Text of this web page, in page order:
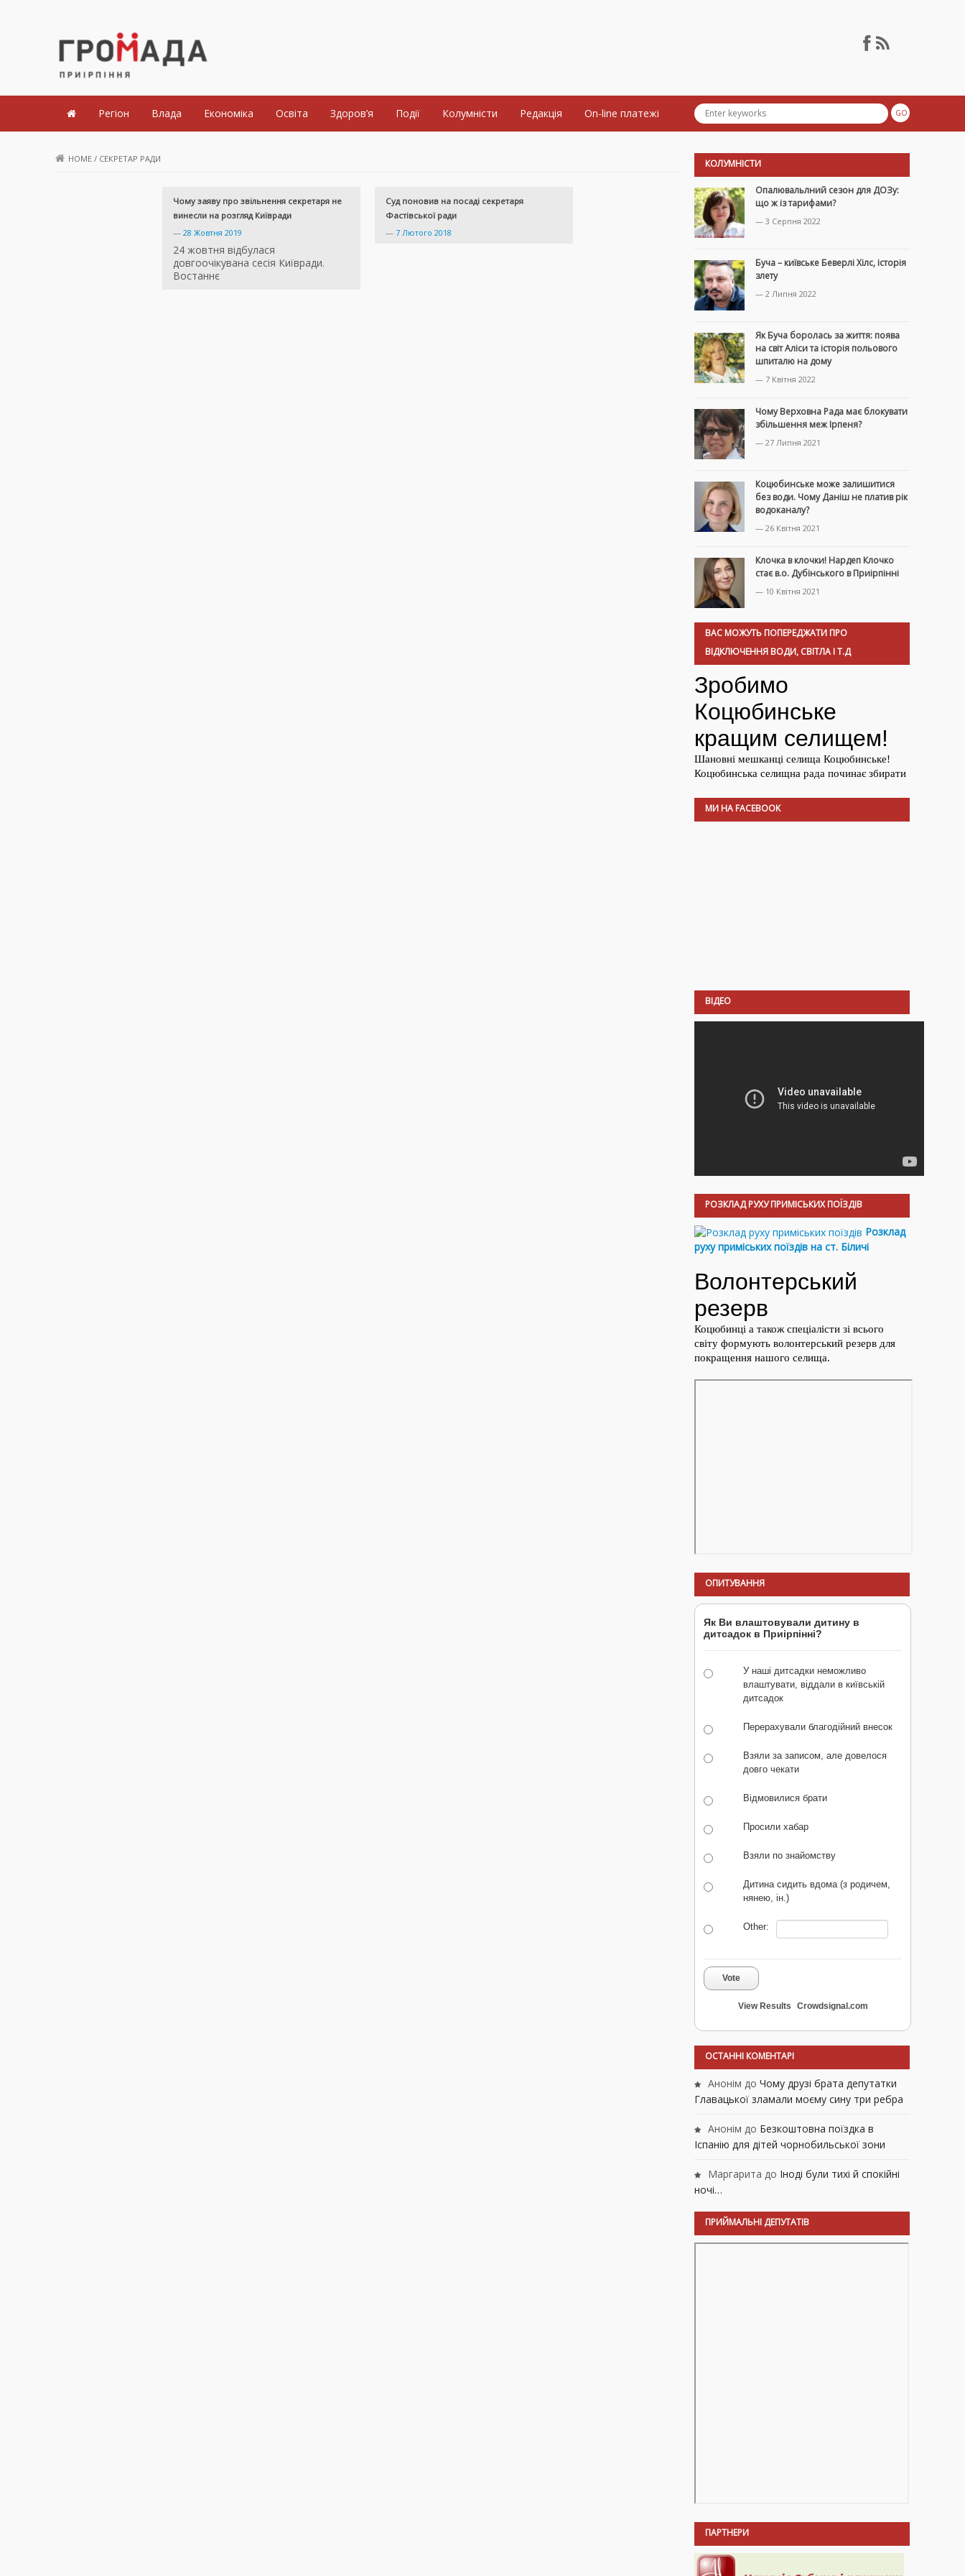
Громада Приірпіння
Регіон Влада Економіка Освіта Здоров’я Події Колумністи Редакція On-line платежі
HOME / СЕКРЕТАР РАДИ
Чому заяву про звільнення секретаря не
винесли на розгляд Київради
— 28 Жовтня 2019
24 жовтня відбулася
довгоочікувана сесія Київради.
Востаннє
Суд поновив на посаді секретаря
Фастівської ради
— 7 Лютого 2018
КОЛУМНІСТИ
Опалювальлний сезон для ДОЗу:
що ж із тарифами?
— 3 Серпня 2022
Буча – київське Беверлі Хілс, історія
злету
— 2 Липня 2022
Як Буча боролась за життя: поява
на світ Аліси та історія польового
шпиталю на дому
— 7 Квітня 2022
Чому Верховна Рада має блокувати
збільшення меж Ірпеня?
— 27 Липня 2021
Коцюбинське може залишитися
без води. Чому Даніш не платив рік
водоканалу?
— 26 Квітня 2021
Клочка в клочки! Нардеп Клочко
стає в.о. Дубінського в Приірпінні
— 10 Квітня 2021
ВАС МОЖУТЬ ПОПЕРЕДЖАТИ ПРО
ВІДКЛЮЧЕННЯ ВОДИ, СВІТЛА І Т.Д
МИ НА FACEBOOK
ВІДЕО
РОЗКЛАД РУХУ ПРИМІСЬКИХ ПОЇЗДІВ
Розклад
руху приміських поїздів на ст. Біличі
ОПИТУВАННЯ
Як Ви влаштовували дитину в
дитсадок в Приірпінні?
У наші дитсадки неможливо
влаштувати, віддали в київській
дитсадок
Перерахували благодійний внесок
Взяли за записом, але довелося
довго чекати
Відмовилися брати
Просили хабар
Взяли по знайомству
Дитина сидить вдома (з родичем,
нянею, ін.)
Other:
Vote
View Results Crowdsignal.com
ОСТАННІ КОМЕНТАРІ
Анонім до Чому друзі брата депутатки
Главацької зламали моєму сину три ребра
Анонім до Безкоштовна поїздка в
Іспанію для дітей чорнобильської зони
Маргарита до Іноді були тихі й спокійні
ночі…
ПРИЙМАЛЬНІ ДЕПУТАТІВ
ПАРТНЕРИ